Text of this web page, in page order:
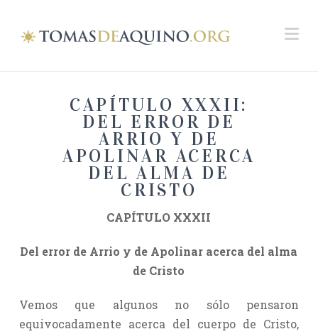
CAPÍTULO XXXII:
DEL ERROR DE
ARRIO Y DE
APOLINAR ACERCA
DEL ALMA DE
CRISTO
CAPÍTULO XXXII
Del error de Arrio y de Apolinar acerca del alma
de Cristo
Vemos que algunos no sólo pensaron
equivocadamente acerca del cuerpo de Cristo,